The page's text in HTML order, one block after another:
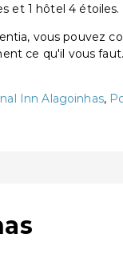
et 1 hôtel 4 étoiles.
vous pouvez
ce qu'il vous
Inn Alagoinhas,